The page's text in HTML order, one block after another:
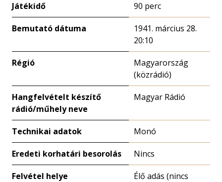
Játékidő 90 perc
Bemutató dátuma
1941. március 28.
20:10
Régió
Magyarország
(közrádió)
Hangfelvételt készítő
rádió/műhely neve
Magyar Rádió
Technikai adatok Monó
Eredeti korhatári besorolás Nincs
Felvétel helye
Élő adás (nincs